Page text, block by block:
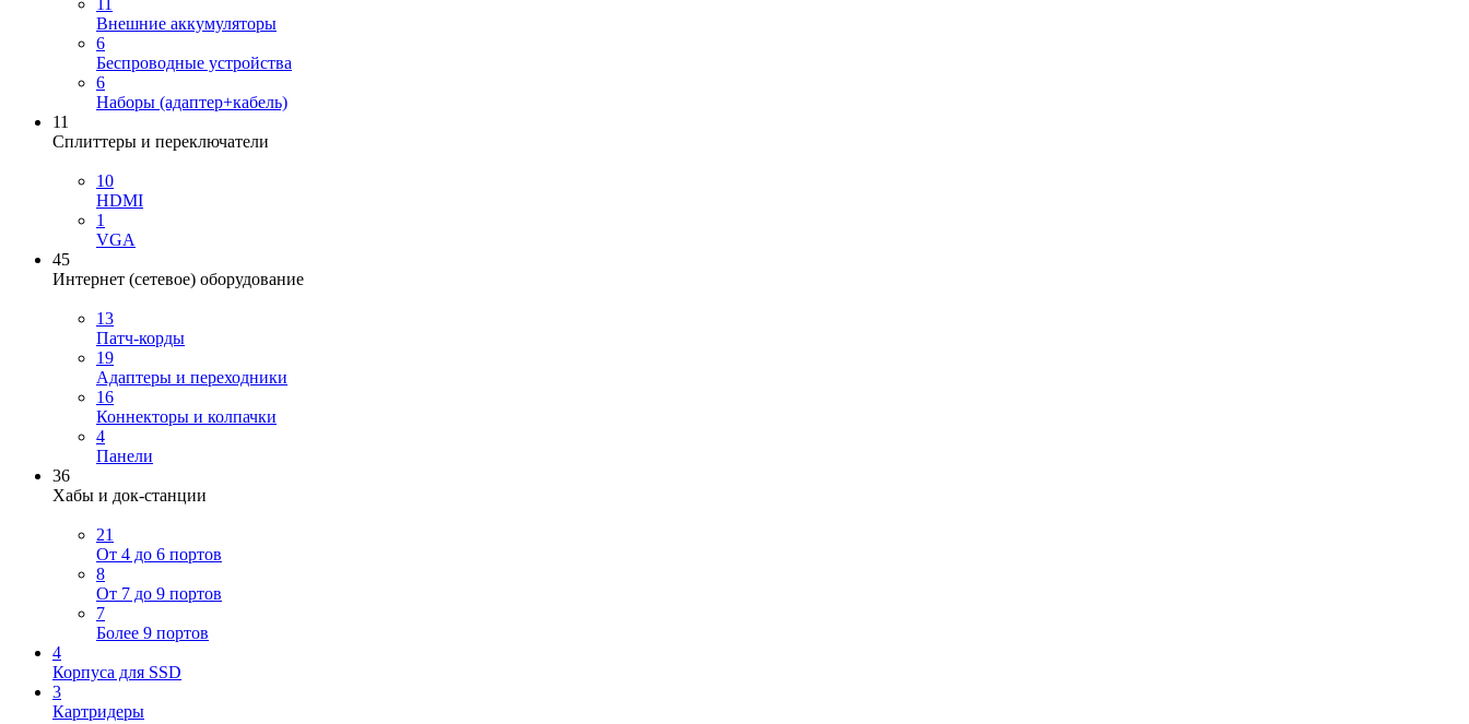
11
Внешние аккумуляторы
6
Беспроводные устройства
6
Наборы (адаптер+кабель)
11
Сплиттеры и переключатели
10
HDMI
1
VGA
45
Интернет (сетевое) оборудование
13
Патч-корды
19
Адаптеры и переходники
16
Коннекторы и колпачки
4
Панели
36
Хабы и док-станции
21
От 4 до 6 портов
8
От 7 до 9 портов
7
Более 9 портов
4
Корпуса для SSD
3
Картридеры